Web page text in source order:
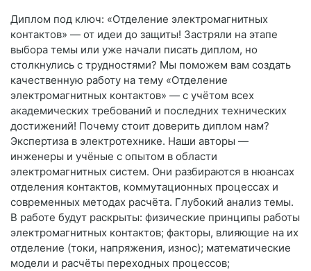
Диплом под ключ: «Отделение электромагнитных
контактов» — от идеи до защиты! Застряли на этапе
выбора темы или уже начали писать диплом, но
столкнулись с трудностями? Мы поможем вам создать
качественную работу на тему «Отделение
электромагнитных контактов» — с учётом всех
академических требований и последних технических
достижений! Почему стоит доверить диплом нам?
Экспертиза в электротехнике. Наши авторы —
инженеры и учёные с опытом в области
электромагнитных систем. Они разбираются в нюансах
отделения контактов, коммутационных процессах и
современных методах расчёта. Глубокий анализ темы.
В работе будут раскрыты: физические принципы работы
электромагнитных контактов; факторы, влияющие на их
отделение (токи, напряжения, износ); математические
модели и расчёты переходных процессов;